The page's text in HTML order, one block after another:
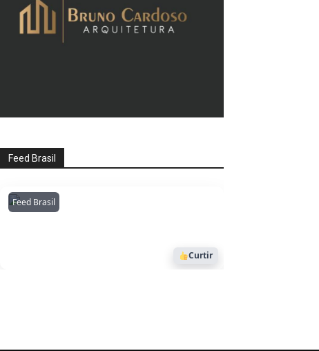
Feed Brasil
Feed BrasilAmazonianarede
1053
Curtir